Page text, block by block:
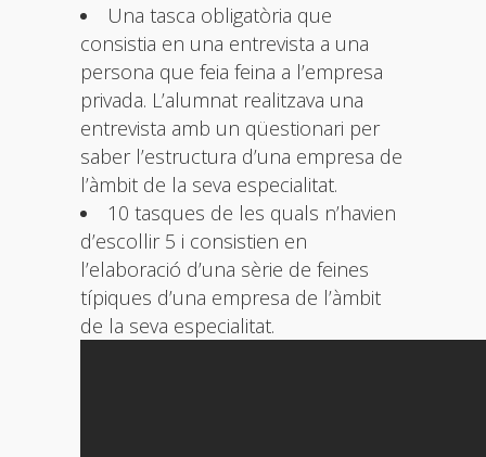
Una tasca obligatòria que
consistia en una entrevista a una
persona que feia feina a l’empresa
privada. L’alumnat realitzava una
entrevista amb un qüestionari per
saber l’estructura d’una empresa de
l’àmbit de la seva especialitat.
10 tasques de les quals n’havien
d’escollir 5 i consistien en
l’elaboració d’una sèrie de feines
típiques d’una empresa de l’àmbit
de la seva especialitat.